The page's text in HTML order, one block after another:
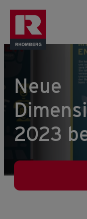
Neue
2023